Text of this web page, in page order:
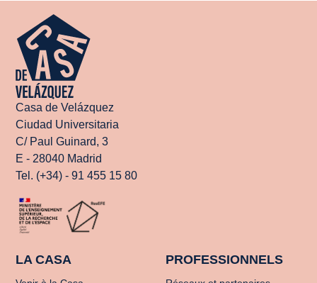
Casa de Velázquez
Ciudad Universitaria
C/ Paul Guinard, 3
E - 28040 Madrid
Tel. (+34) - 91 455 15 80
LA CASA PROFESSIONNELS